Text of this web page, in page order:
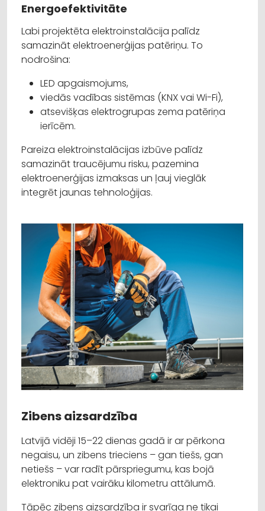
Energoefektivitāte
Labi projektēta elektroinstalācija palīdz
samazināt elektroenerģijas patēriņu. To
nodrošina:
LED apgaismojums,
viedās vadības sistēmas (KNX vai Wi-Fi),
atsevišķas elektrogrupas zema patēriņa
ierīcēm.
Pareiza elektroinstalācijas izbūve palīdz
samazināt traucējumu risku, pazemina
elektroenerģijas izmaksas un ļauj vieglāk
integrēt jaunas tehnoloģijas.
Zibens aizsardzība
Latvijā vidēji 15–22 dienas gadā ir ar pērkona
negaisu, un zibens trieciens – gan tiešs, gan
netiešs – var radīt pārspriegumu, kas bojā
elektroniku pat vairāku kilometru attālumā.
Tāpēc zibens aizsardzība ir svarīga ne tikai